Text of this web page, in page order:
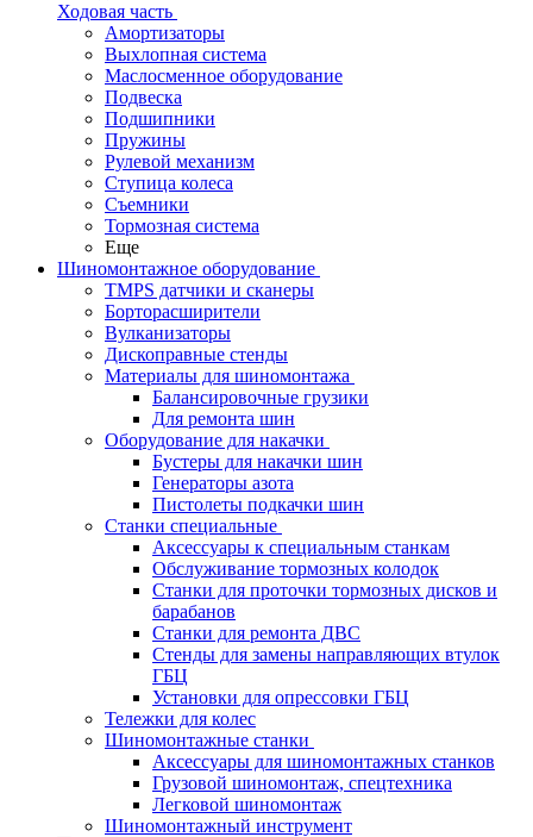
Ходовая часть
Амортизаторы
Выхлопная система
Маслосменное оборудование
Подвеска
Подшипники
Пружины
Рулевой механизм
Ступица колеса
Съемники
Тормозная система
Еще
Шиномонтажное оборудование
TMPS датчики и сканеры
Борторасширители
Вулканизаторы
Дископравные стенды
Материалы для шиномонтажа
Балансировочные грузики
Для ремонта шин
Оборудование для накачки
Бустеры для накачки шин
Генераторы азота
Пистолеты подкачки шин
Станки специальные
Аксессуары к специальным станкам
Обслуживание тормозных колодок
Станки для проточки тормозных дисков и
барабанов
Станки для ремонта ДВС
Стенды для замены направляющих втулок
ГБЦ
Установки для опрессовки ГБЦ
Тележки для колес
Шиномонтажные станки
Аксессуары для шиномонтажных станков
Грузовой шиномонтаж, спецтехника
Легковой шиномонтаж
Шиномонтажный инструмент